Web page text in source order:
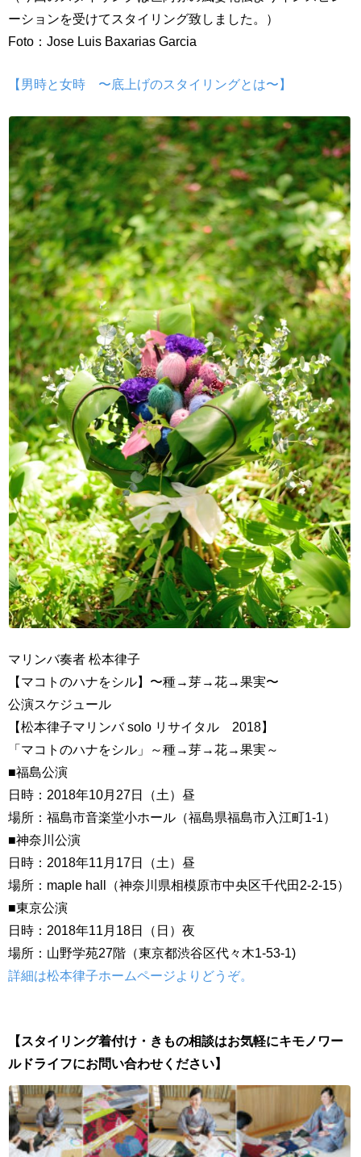
ーションを受けてスタイリング致しました。）
Foto：Jose Luis Baxarias Garcia
【男時と女時 〜底上げのスタイリングとは〜】
マリンバ奏者 松本律子
【マコトのハナをシル】〜種→芽→花→果実〜
公演スケジュール
【松本律子マリンバ solo リサイタル 2018】
「マコトのハナをシル」～種→芽→花→果実～
■福島公演
日時：2018年10月27日（土）昼
場所：福島市音楽堂小ホール（福島県福島市入江町1-1）
■神奈川公演
日時：2018年11月17日（土）昼
場所：maple hall（神奈川県相模原市中央区千代田2-2-15）
■東京公演
日時：2018年11月18日（日）夜
場所：山野学苑27階（東京都渋谷区代々木1-53-1)
詳細は松本律子ホームページよりどうぞ。
【スタイリング着付け・きもの相談はお気軽にキモノワー
ルドライフにお問い合わせください】